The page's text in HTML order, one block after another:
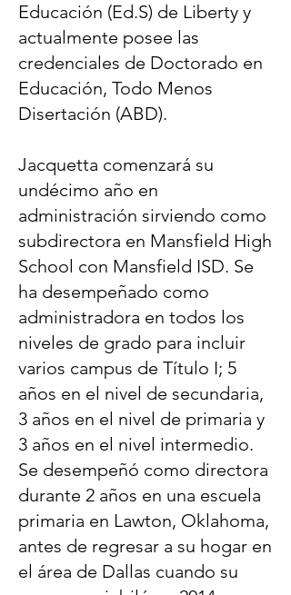
Educación (Ed.S) de Liberty y
actualmente posee las
credenciales de Doctorado en
Educación, Todo Menos
Disertación (ABD).
Jacquetta comenzará su
undécimo año en
administración sirviendo como
subdirectora en Mansfield High
School con Mansfield ISD. Se
ha desempeñado como
administradora en todos los
niveles de grado para incluir
varios campus de Título I; 5
años en el nivel de secundaria,
3 años en el nivel de primaria y
3 años en el nivel intermedio.
Se desempeñó como directora
durante 2 años en una escuela
primaria en Lawton, Oklahoma,
antes de regresar a su hogar en
el área de Dallas cuando su